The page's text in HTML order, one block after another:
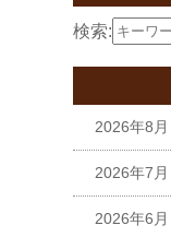
検索:
2026年8月
2026年7月
2026年6月